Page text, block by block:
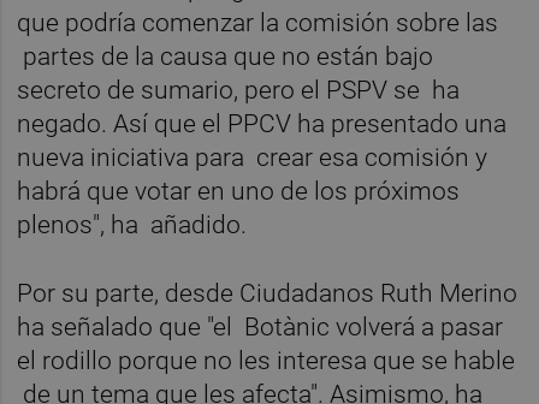
que podría comenzar la comisión sobre las
partes de la causa que no están bajo
secreto de sumario, pero el PSPV se ha
negado. Así que el PPCV ha presentado una
nueva iniciativa para crear esa comisión y
habrá que votar en uno de los próximos
plenos", ha añadido.
Por su parte, desde Ciudadanos Ruth Merino
ha señalado que "el Botànic volverá a pasar
el rodillo porque no les interesa que se hable
de un tema que les afecta". Asimismo, ha